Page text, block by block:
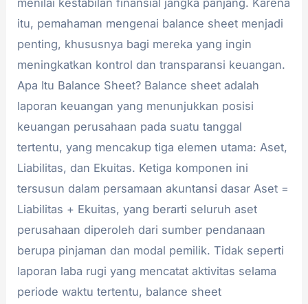
itu, pemahaman mengenai balance sheet menjadi
penting, khususnya bagi mereka yang ingin
meningkatkan kontrol dan transparansi keuangan.
Apa Itu Balance Sheet? Balance sheet adalah
laporan keuangan yang menunjukkan posisi
keuangan perusahaan pada suatu tanggal
tertentu, yang mencakup tiga elemen utama: Aset,
Liabilitas, dan Ekuitas. Ketiga komponen ini
tersusun dalam persamaan akuntansi dasar Aset =
Liabilitas + Ekuitas, yang berarti seluruh aset
perusahaan diperoleh dari sumber pendanaan
berupa pinjaman dan modal pemilik. Tidak seperti
laporan laba rugi yang mencatat aktivitas selama
periode waktu tertentu, balance sheet